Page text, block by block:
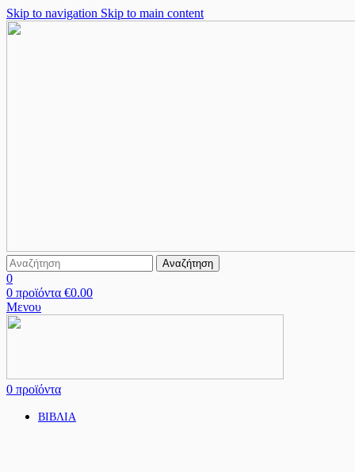
Skip to navigation Skip to main content
Αναζήτηση
0
0 προϊόντα €0.00
Μενου
0 προϊόντα
ΒΙΒΛΙΑ